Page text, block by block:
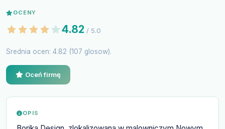
OCENY
4.82 / 5.0
Srednia ocen: 4.82 (107 glosow).
Oceń firmę
OPIS